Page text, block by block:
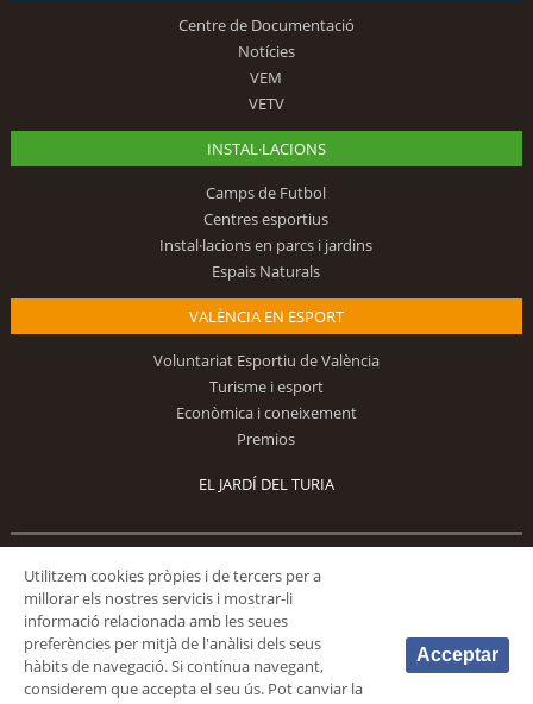
Centre de Documentació
Notícies
VEM
VETV
INSTAL·LACIONS
Camps de Futbol
Centres esportius
Instal·lacions en parcs i jardins
Espais Naturals
VALÈNCIA EN ESPORT
Voluntariat Esportiu de València
Turisme i esport
Econòmica i coneixement
Premios
EL JARDÍ DEL TURIA
Utilitzem cookies pròpies i de tercers per a
millorar els nostres servicis i mostrar-li
informació relacionada amb les seues
preferències per mitjà de l'anàlisi dels seus
hàbits de navegació. Si contínua navegant,
considerem que accepta el seu ús. Pot canviar la
Acceptar